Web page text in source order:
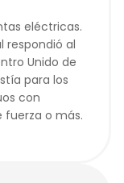
eléctricas.
respondió al
Unido de
para los
con
fuerza o más.